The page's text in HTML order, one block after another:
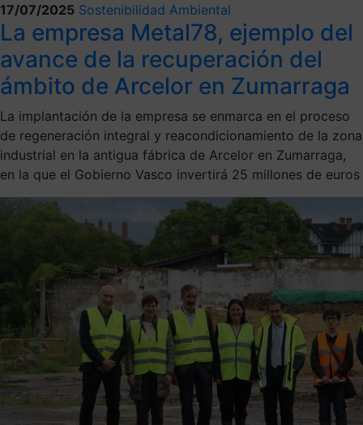
17/07/2025 Sostenibilidad Ambiental
La empresa Metal78, ejemplo del
avance de la recuperación del
ámbito de Arcelor en Zumarraga
La implantación de la empresa se enmarca en el proceso
de regeneración integral y reacondicionamiento de la zona
industrial en la antigua fábrica de Arcelor en Zumarraga,
en la que el Gobierno Vasco invertirá 25 millones de euros